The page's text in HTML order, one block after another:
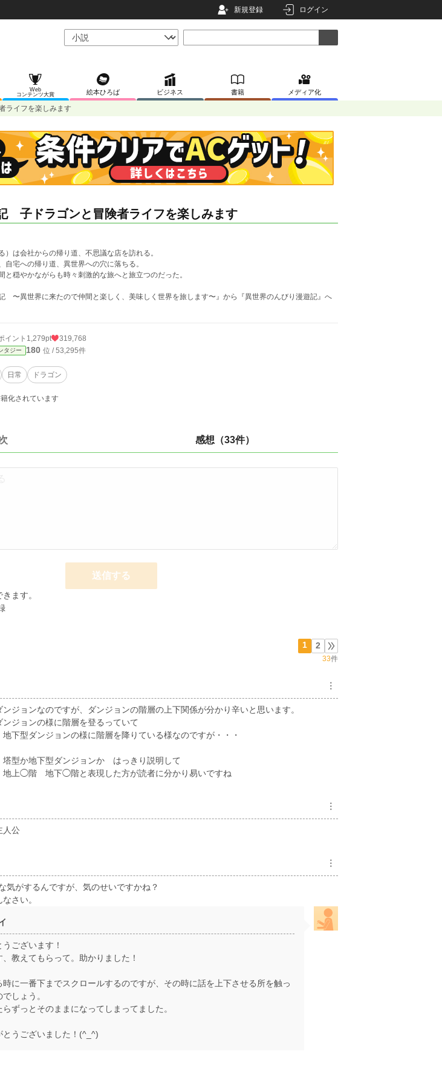
新規登録 ログイン
Web
コンテンツ大賞
絵本ひろば ビジネス 書籍 メディア化
ライフを楽しみます
子ドラゴンと冒険者ライフを楽しみます
は会社からの帰り道、不思議な店を訪れる。
宅への帰り道、異世界への穴に落ちる。
穏やかながらも時々刺激的な旅へと旅立つのだった。
〜異世界に来たので仲間と楽しく、美味しく世界を旅します〜』から『異世界のんびり漫遊記』へ
イント 1,279pt 319,768
タジー 180 位 / 53,295件
日常 ドラゴン
化されています
感想（33件）
送信する
ます。
1 2
33件
︙
ジョンなのですが、ダンジョンの階層の上下関係が分かり辛いと思います。
ジョンの様に階層を登るっていて
下型ダンジョンの様に階層を降りている様なのですが・・・
型か地下型ダンジョンか はっきり説明して
上◯階 地下◯階と表現した方が読者に分かり易いですね
︙
人公
︙
気がするんですが、気のせいですかね？
さい。
ございます！
、教えてもらって。助かりました！
時に一番下までスクロールするのですが、その時に話を上下させる所を触っ
しょう。
ずっとそのままになってしまってました。
とうございました！(^⁠_⁠^)